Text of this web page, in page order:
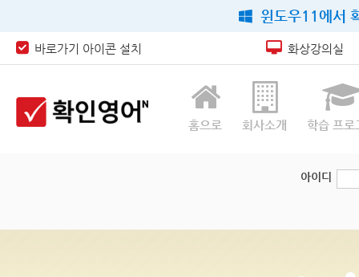
윈도우11에서
바로가기 아이콘 설치 화상강의실
홈으로 회사소개 학습 프로
아이디